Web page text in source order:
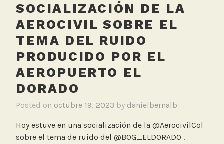
SOCIALIZACIÓN DE LA
AEROCIVIL SOBRE EL
TEMA DEL RUIDO
PRODUCIDO POR EL
AEROPUERTO EL
DORADO
Posted on octubre 19, 2023 by danielbernalb
Hoy estuve en una socialización de la @AerocivilCol
sobre el tema de ruido del @BOG_ELDORADO .